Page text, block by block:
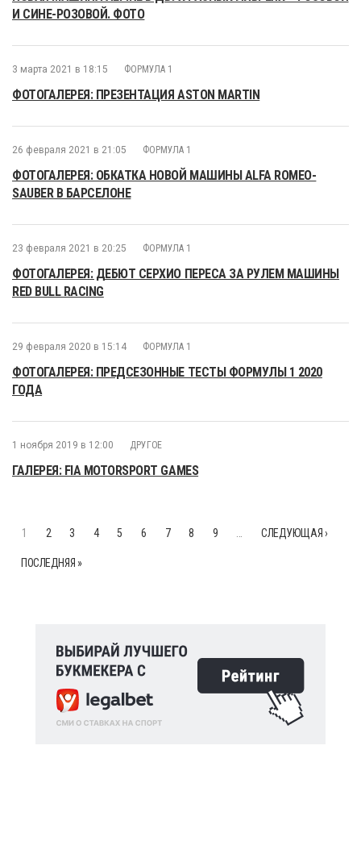
И СИНЕ-РОЗОВОЙ. ФОТО
3 марта 2021 в 18:15 ФОРМУЛА 1
ФОТОГАЛЕРЕЯ: ПРЕЗЕНТАЦИЯ ASTON MARTIN
26 февраля 2021 в 21:05 ФОРМУЛА 1
ФОТОГАЛЕРЕЯ: ОБКАТКА НОВОЙ МАШИНЫ ALFA ROMEO-
SAUBER В БАРСЕЛОНЕ
23 февраля 2021 в 20:25 ФОРМУЛА 1
ФОТОГАЛЕРЕЯ: ДЕБЮТ СЕРХИО ПЕРЕСА ЗА РУЛЕМ МАШИНЫ
RED BULL RACING
29 февраля 2020 в 15:14 ФОРМУЛА 1
ФОТОГАЛЕРЕЯ: ПРЕДСЕЗОННЫЕ ТЕСТЫ ФОРМУЛЫ 1 2020
ГОДА
1 ноября 2019 в 12:00 ДРУГОЕ
ГАЛЕРЕЯ: FIA MOTORSPORT GAMES
1 2 3 4 5 6 7 8 9 СЛЕДУЮЩАЯ ›
ПОСЛЕДНЯЯ »